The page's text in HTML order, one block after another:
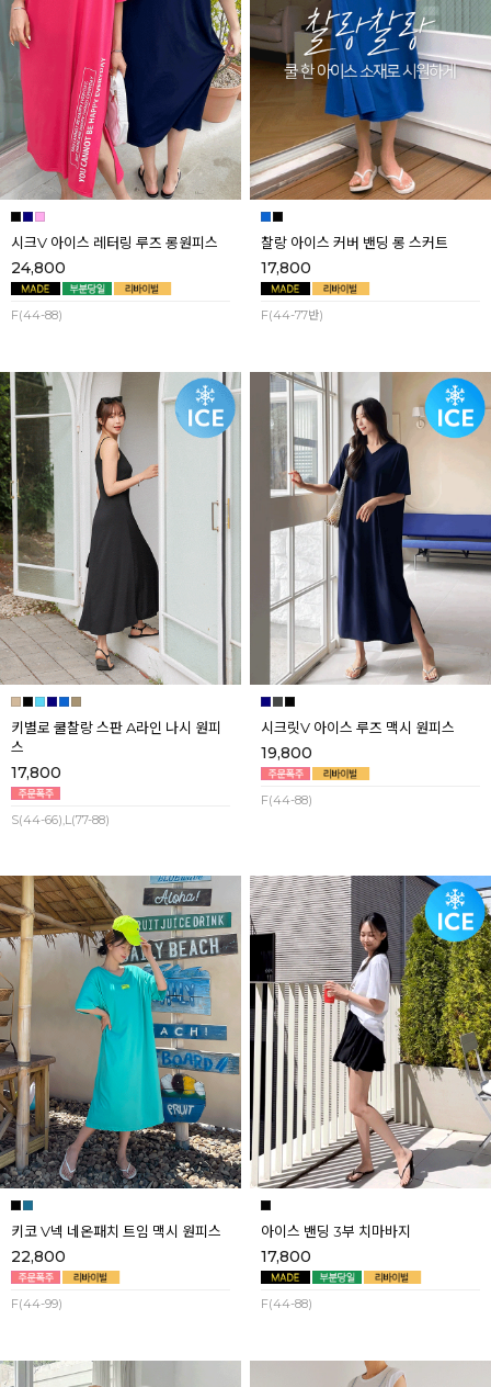
시크V 아이스 레터링 루즈 롱원피스
24,800
F(44-88)
찰랑 아이스 커버 밴딩 롱 스커트
17,800
F(44-77반)
키별로 쿨찰랑 스판 A라인 나시 원피
스
17,800
S(44-66),L(77-88)
시크릿V 아이스 루즈 맥시 원피스
19,800
F(44-88)
키코 V넥 네온패치 트임 맥시 원피스
22,800
F(44-99)
아이스 밴딩 3부 치마바지
17,800
F(44-88)